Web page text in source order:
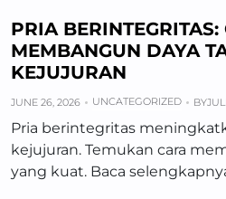
PRIA BERINTEGRITAS:
MEMBANGUN DAYA
KEJUJURAN
JUNE 26, 2026 UNCATEGORIZED BY
Pria berintegritas
kejujuran. Temukan cara
yang kuat. Baca